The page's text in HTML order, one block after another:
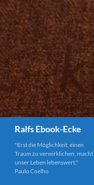
Ralfs Ebook-Ecke
"Erst die Möglichkeit, einen
Traum zu verwirklichen, macht
unser Leben lebenswert."
Paulo Coelho